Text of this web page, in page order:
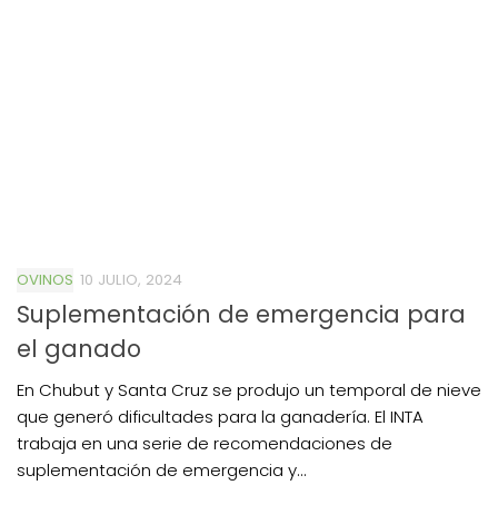
OVINOS 10 JULIO, 2024
Suplementación de emergencia para
el ganado
En Chubut y Santa Cruz se produjo un temporal de nieve
que generó dificultades para la ganadería. El INTA
trabaja en una serie de recomendaciones de
suplementación de emergencia y...